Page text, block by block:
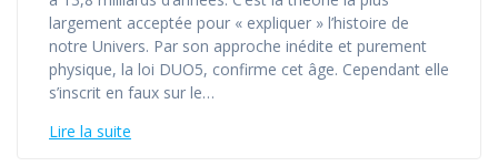
largement acceptée pour « expliquer » l’histoire de
notre Univers. Par son approche inédite et purement
physique, la loi DUO5, confirme cet âge. Cependant elle
s’inscrit en faux sur le…
Lire la suite